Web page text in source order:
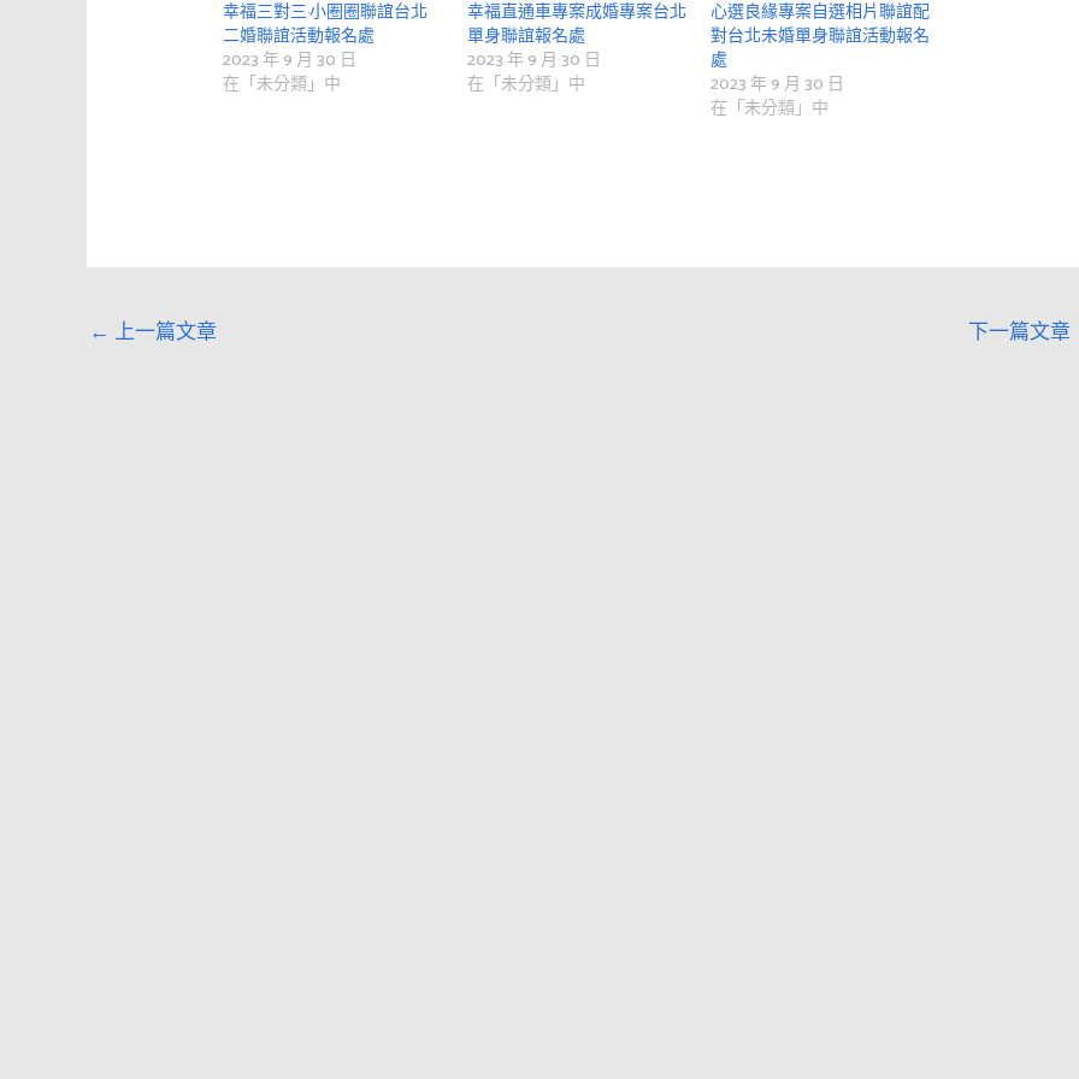
幸福三對三·小圈圈聯誼台北
二婚聯誼活動報名處
2023 年 9 月 30 日
在「未分類」中
幸福直通車專案成婚專案台北
單身聯誼報名處
2023 年 9 月 30 日
在「未分類」中
心選良緣專案自選相片聯誼配
對台北未婚單身聯誼活動報名
處
2023 年 9 月 30 日
在「未分類」中
← 上一篇文章 下一篇文章